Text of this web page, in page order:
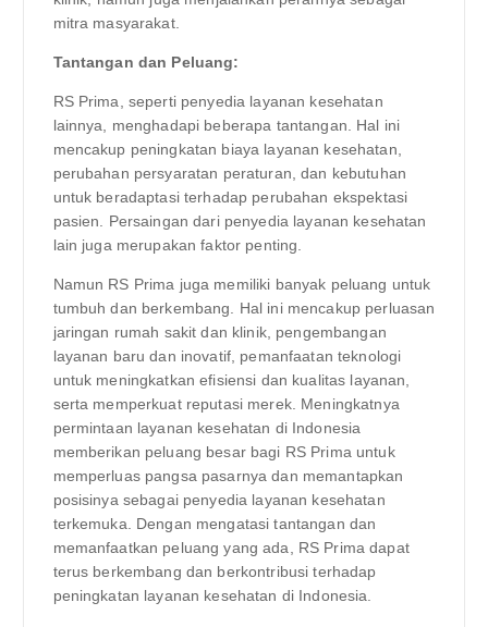
mitra masyarakat.
Tantangan dan Peluang:
RS Prima, seperti penyedia layanan kesehatan
lainnya, menghadapi beberapa tantangan. Hal ini
mencakup peningkatan biaya layanan kesehatan,
perubahan persyaratan peraturan, dan kebutuhan
untuk beradaptasi terhadap perubahan ekspektasi
pasien. Persaingan dari penyedia layanan kesehatan
lain juga merupakan faktor penting.
Namun RS Prima juga memiliki banyak peluang untuk
tumbuh dan berkembang. Hal ini mencakup perluasan
jaringan rumah sakit dan klinik, pengembangan
layanan baru dan inovatif, pemanfaatan teknologi
untuk meningkatkan efisiensi dan kualitas layanan,
serta memperkuat reputasi merek. Meningkatnya
permintaan layanan kesehatan di Indonesia
memberikan peluang besar bagi RS Prima untuk
memperluas pangsa pasarnya dan memantapkan
posisinya sebagai penyedia layanan kesehatan
terkemuka. Dengan mengatasi tantangan dan
memanfaatkan peluang yang ada, RS Prima dapat
terus berkembang dan berkontribusi terhadap
peningkatan layanan kesehatan di Indonesia.